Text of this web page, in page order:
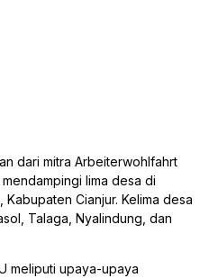
dari mitra Arbeiterwohlfahrt
lima desa di
Cianjur. Kelima desa
Talaga, Nyalindung, dan
meliputi upaya-upaya